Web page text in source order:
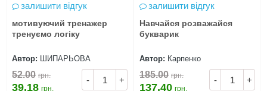
2025-06-01
Ася
2025-05-27
Люся
залишити відгук
мотивуючий тренажер
тренуємо логіку
Автор: ШИПАРЬОВА
- +
52.00 грн.
39.18 грн.
залишити відгук
Навчайся розважайся
букварик
Автор: Карпенко
- +
185.00 грн.
137.40 грн.